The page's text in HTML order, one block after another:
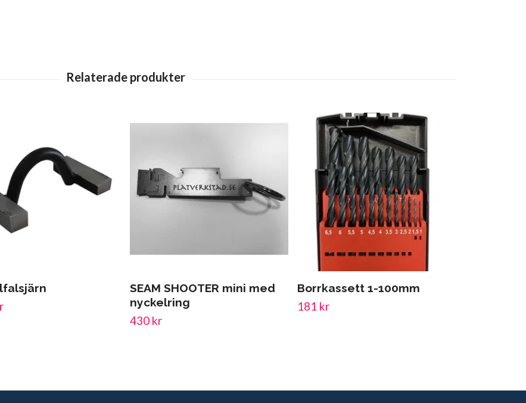
SEAM SHOOTER mini med
nyckelring
430 kr
Borrkassett 1-100mm
181 kr